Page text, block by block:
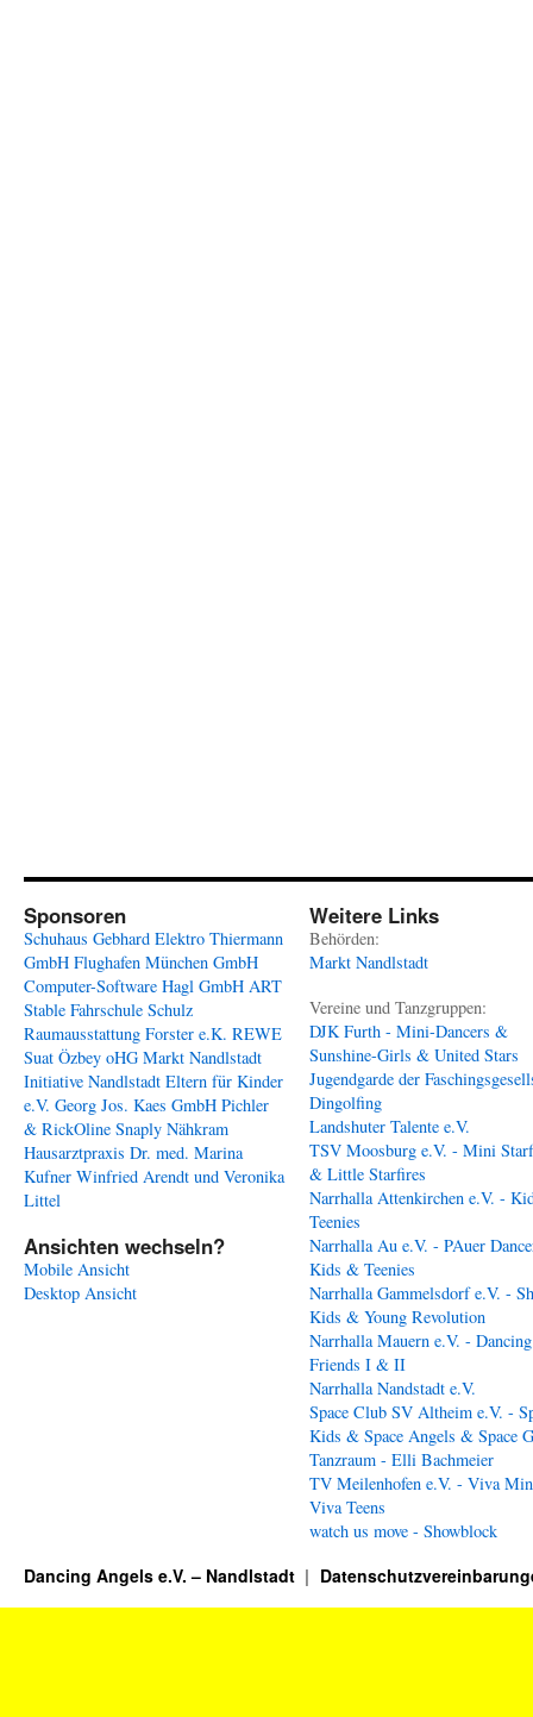
Sponsoren
Schuhaus Gebhard Elektro Thiermann
GmbH Flughafen München GmbH
Computer-Software Hagl GmbH ART
Stable Fahrschule Schulz
Raumausstattung Forster e.K. REWE
Suat Özbey oHG Markt Nandlstadt
Initiative Nandlstadt Eltern für Kinder
e.V. Georg Jos. Kaes GmbH Pichler
& RickOline Snaply Nähkram
Hausarztpraxis Dr. med. Marina
Kufner Winfried Arendt und Veronika
Littel
Ansichten wechseln?
Mobile Ansicht
Desktop Ansicht
Weitere Links
Behörden:
Markt Nandlstadt
Vereine und Tanzgruppen:
DJK Furth - Mini-Dancers &
Sunshine-Girls & United Stars
Jugendgarde der
Dingolfing
Landshuter Talente e.V.
TSV Moosburg e.V. - Mini
& Little Starfires
Narrhalla Attenkirchen e.V. -
Teenies
Narrhalla Au e.V. - PAuer
Kids & Teenies
Narrhalla Gammelsdorf e.V. -
Kids & Young Revolution
Narrhalla Mauern e.V. - Dancing
Friends I & II
Narrhalla Nandstadt e.V.
Space Club SV Altheim e.V. -
Kids & Space Angels & Space
Tanzraum - Elli Bachmeier
TV Meilenhofen e.V. - Viva
Viva Teens
watch us move - Showblock
Dancing Angels e.V. – Nandlstadt